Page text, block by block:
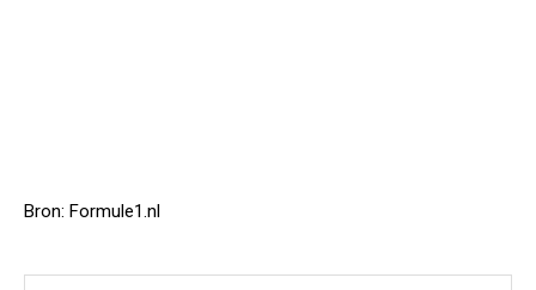
Bron: Formule1.nl